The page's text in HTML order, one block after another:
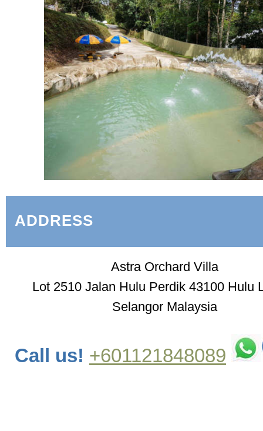
ADDRESS
Astra Orchard Villa
Lot 2510 Jalan Hulu Perdik 43100 Hulu
Selangor Malaysia
Call us! +601121848089